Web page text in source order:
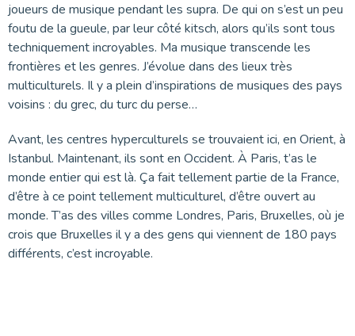
joueurs de musique pendant les supra. De qui on s’est un peu
foutu de la gueule, par leur côté kitsch, alors qu’ils sont tous
techniquement incroyables. Ma musique transcende les
frontières et les genres. J’évolue dans des lieux très
multiculturels. Il y a plein d’inspirations de musiques des pays
voisins : du grec, du turc du perse…
Avant, les centres hyperculturels se trouvaient ici, en Orient, à
Istanbul. Maintenant, ils sont en Occident. À Paris, t’as le
monde entier qui est là. Ça fait tellement partie de la France,
d’être à ce point tellement multiculturel, d’être ouvert au
monde. T’as des villes comme Londres, Paris, Bruxelles, où je
crois que Bruxelles il y a des gens qui viennent de 180 pays
différents, c’est incroyable.